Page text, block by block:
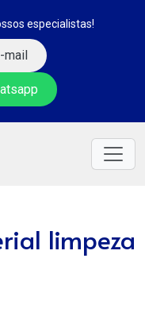
especialistas!
limpeza